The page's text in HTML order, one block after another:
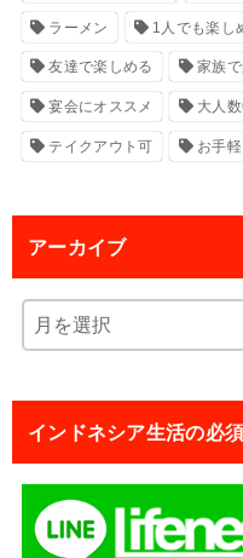
ラーメン 1人でも楽し
友達で楽しめる 家族
宴会にオススメ 大人
テイクアウト可 お手軽
アーカイブ
インドネシア生活の必